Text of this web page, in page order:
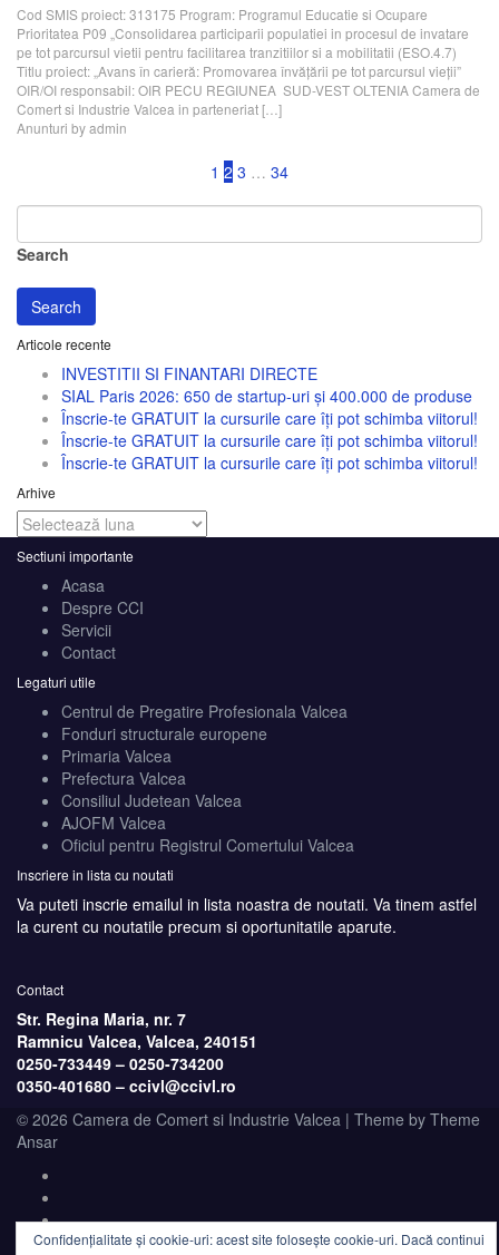
Cod SMIS proiect: 313175 Program: Programul Educatie si Ocupare
Prioritatea P09 „Consolidarea participarii populatiei in procesul de invatare
pe tot parcursul vietii pentru facilitarea tranzitiilor si a mobilitatii (ESO.4.7)
Titlu proiect: „Avans în carieră: Promovarea învățării pe tot parcursul vieții”
OIR/OI responsabil: OIR PECU REGIUNEA SUD-VEST OLTENIA Camera de
Comert si Industrie Valcea in parteneriat […]
Anunturi by admin
1 2 3 … 34
Search
Search
Articole recente
INVESTITII SI FINANTARI DIRECTE
SIAL Paris 2026: 650 de startup-uri și 400.000 de produse
Înscrie-te GRATUIT la cursurile care îți pot schimba viitorul!
Înscrie-te GRATUIT la cursurile care îți pot schimba viitorul!
Înscrie-te GRATUIT la cursurile care îți pot schimba viitorul!
Arhive
Arhive
Sectiuni importante
Acasa
Despre CCI
Servicii
Contact
Legaturi utile
Centrul de Pregatire Profesionala Valcea
Fonduri structurale europene
Primaria Valcea
Prefectura Valcea
Consiliul Judetean Valcea
AJOFM Valcea
Oficiul pentru Registrul Comertului Valcea
Inscriere in lista cu noutati
Va puteti inscrie emailul in lista noastra de noutati. Va tinem astfel
la curent cu noutatile precum si oportunitatile aparute.
Contact
Str. Regina Maria, nr. 7
Ramnicu Valcea, Valcea, 240151
0250-733449 – 0250-734200
0350-401680 – ccivl@ccivl.ro
© 2026 Camera de Comert si Industrie Valcea | Theme by Theme
Ansar
Confidențialitate și cookie-uri: acest site folosește cookie-uri. Dacă continui